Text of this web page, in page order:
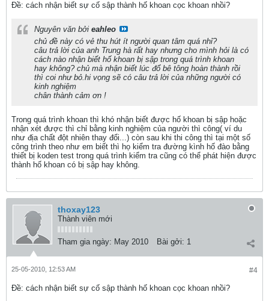
Ðề: cách nhận biết sự cố sập thành hố khoan cọc khoan nhồi?
Nguyên văn bởi eahleo
chủ đề này có vẻ thu hút ít người quan tâm quá nhỉ?
câu trả lời của anh Trung hà rất hay nhưng cho mình hỏi là có
cách nào nhận biết hố khoan bị sập trong quá trình khoan
hay không? chủ mà nhận biết lúc đổ bê tông hoàn thành rồi
thì coi như bỏ.hi vọng sẽ có câu trả lời của những người có
kinh nghiệm
chân thành cảm ơn !
Trong quá trình khoan thì khó nhận biết được hố khoan bị sập hoặc
nhận xét được thì chỉ bằng kinh nghiệm của người thì công( ví du
như địa chất đột nhiên thay đổi...) còn sau khi thi công thì tại một số
công trình theo như em biết thì họ kiểm tra đường kình hố đào bằng
thiết bị koden test trong quá trình kiểm tra cũng có thể phát hiện được
thành hố khoan có bị sập hay không.
thoxay123
Thành viên mới
Tham gia ngày: May 2010 Bài gởi: 1
#4
25-05-2010, 12:53 AM
Ðề: cách nhận biết sự cố sập thành hố khoan cọc khoan nhồi?